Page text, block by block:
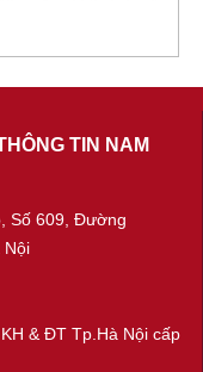
TIN NAM
Số 609, Đường
Nội
& ĐT Tp.Hà Nội cấp